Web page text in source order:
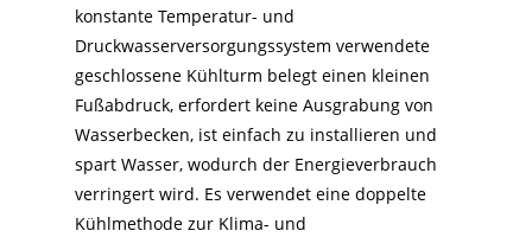
konstante Temperatur- und
Druckwasserversorgungssystem verwendete
geschlossene Kühlturm belegt einen kleinen
Fußabdruck, erfordert keine Ausgrabung von
Wasserbecken, ist einfach zu installieren und
spart Wasser, wodurch der Energieverbrauch
verringert wird. Es verwendet eine doppelte
Kühlmethode zur Klima- und